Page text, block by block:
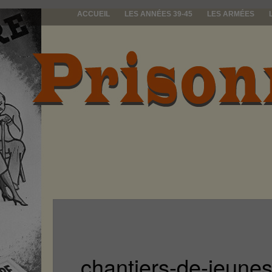
ACCUEIL LES ANNÉES 39-45 LES ARMÉES
prisonniers